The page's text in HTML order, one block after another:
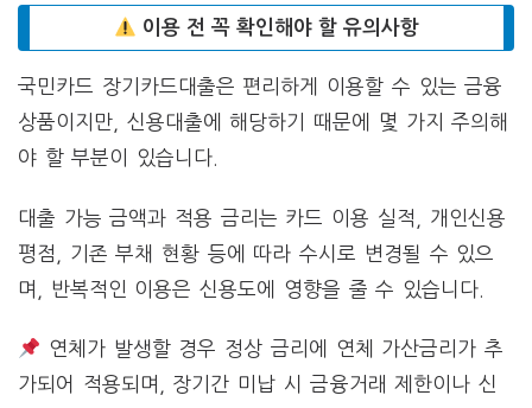
이용 전 꼭 확인해야 할 유의사항
국민카드 장기카드대출은 편리하게 이용할 수 있는 금융
상품이지만, 신용대출에 해당하기 때문에 몇 가지 주의해
야 할 부분이 있습니다.
대출 가능 금액과 적용 금리는 카드 이용 실적, 개인신용
평점, 기존 부채 현황 등에 따라 수시로 변경될 수 있으
며, 반복적인 이용은 신용도에 영향을 줄 수 있습니다.
연체가 발생할 경우 정상 금리에 연체 가산금리가 추
가되어 적용되며, 장기간 미납 시 금융거래 제한이나 신